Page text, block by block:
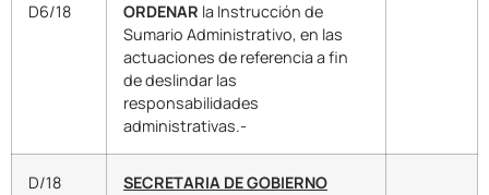
D6/18 ORDENAR la Instrucción de
Sumario Administrativo, en las
actuaciones de referencia a fin
de deslindar las
responsabilidades
administrativas.-
D/18 SECRETARIA DE GOBIERNO